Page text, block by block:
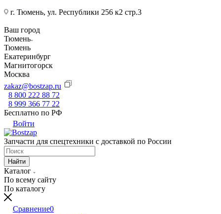
г. Тюмень, ул. Республики 256 к2 стр.3
Ваш город
Тюмень
Тюмень
Екатеринбург
Магнитогорск
Москва
zakaz@bostzap.ru
8 800 222 88 72
8 999 366 77 22
Бесплатно по РФ
Войти
Запчасти для спецтехники с доставкой по России
Найти
Каталог
По всему сайту
По каталогу
Сравнение0